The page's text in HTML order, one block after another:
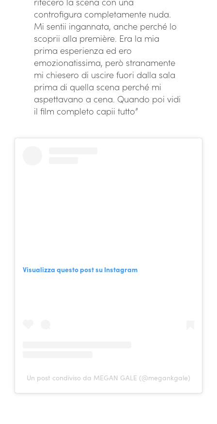
controfigura completamente nuda.
Mi sentii ingannata, anche perché lo
scoprii alla première. Era la mia
prima esperienza ed ero
emozionatissima, però stranamente
mi chiesero di uscire fuori dalla sala
prima di quella scena perché mi
aspettavano a cena. Quando poi vidi
il film completo capii tutto”
Visualizza questo post su Instagram
Un post condiviso da MEGAN GALE (@megankgale)